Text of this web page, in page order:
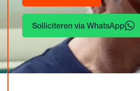
Solliciteren via WhatsApp